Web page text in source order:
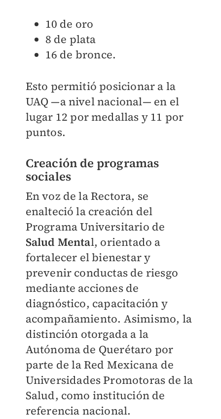
10 de oro
8 de plata
16 de bronce.
Esto permitió posicionar a la
UAQ —a nivel nacional— en el
lugar 12 por medallas y 11 por
puntos.
Creación de programas
sociales
En voz de la Rectora, se
enalteció la creación del
Programa Universitario de
Salud Mental, orientado a
fortalecer el bienestar y
prevenir conductas de riesgo
mediante acciones de
diagnóstico, capacitación y
acompañamiento. Asimismo, la
distinción otorgada a la
Autónoma de Querétaro por
parte de la Red Mexicana de
Universidades Promotoras de la
Salud, como institución de
referencia nacional.